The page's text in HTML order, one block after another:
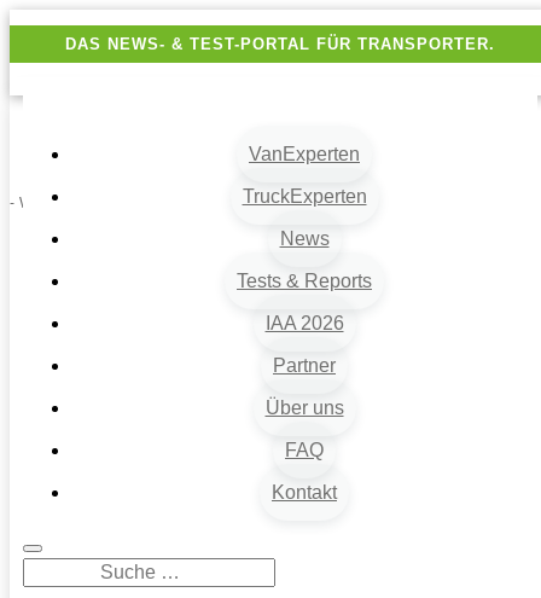
DAS NEWS- & TEST-PORTAL FÜR TRANSPORTER.
VanExperten
TruckExperten
News
Tests & Reports
IAA 2026
Partner
Über uns
FAQ
Kontakt
- Werbung -
9
Weinsberg: Komfort-Campingbus mal ganz anders